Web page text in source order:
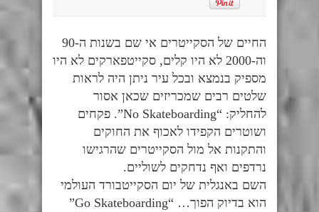
החיים של הסקייטרים אי שם בשנות ה-90
וה-2000 לא היו קלים, סקייטפארקים לא היו
מספיק בנמצא ובכל עיר ניתן היה לראות
שלטים רבים שמכריזים שכאן אסור
להחליק: “No Skateboarding”. פקחים
ושוטרים הקפידו לאכוף את החוקים
והתקנות אל מול הסקייטרים שהרגישו
נרדפים ואף נדחקים לשוליים.
השם באנגלית של יום הסקייטבורד העולמי
הוא בדיוק הפוך… “Go Skateboarding”